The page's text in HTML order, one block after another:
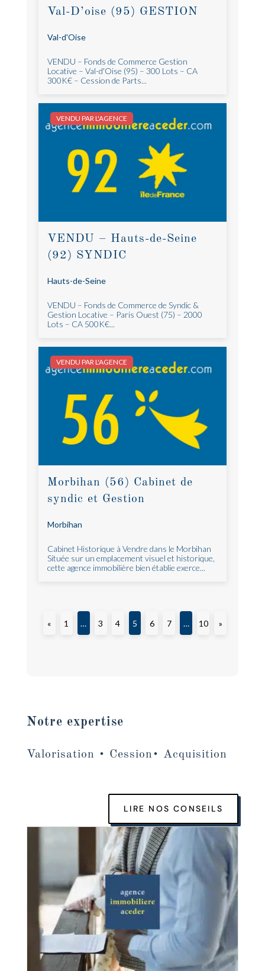
Val-D’oise (95) GESTION
Val-d'Oise
VENDU – Fonds de Commerce Gestion
Locative – Val-d'Oise (95) – 300 Lots – CA
300K€ – Cession de Parts...
VENDU PAR L'AGENCE
VENDU – Hauts-de-Seine
(92) SYNDIC
Hauts-de-Seine
VENDU – Fonds de Commerce de Syndic &
Gestion Locative – Paris Ouest (75) – 2000
Lots – CA 500K€...
VENDU PAR L'AGENCE
Morbihan (56) Cabinet de
syndic et Gestion
Morbihan
Cabinet Historique à Vendre dans le Morbihan
Située sur un emplacement visuel et historique,
cette agence immobilière bien établie exerce...
« 1 … 3 4 5 6 7 … 10 »
Notre expertise
Valorisation • Cession• Acquisition
LIRE NOS CONSEILS